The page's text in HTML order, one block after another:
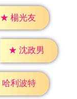
★ 楊光友
★ 沈政男
哈利波特